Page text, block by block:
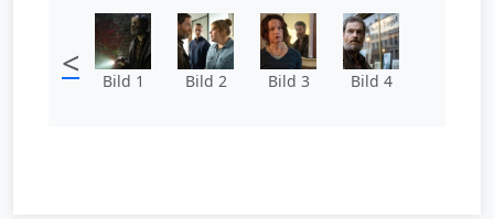
< Bild 1 Bild 2 Bild 3 Bild 4